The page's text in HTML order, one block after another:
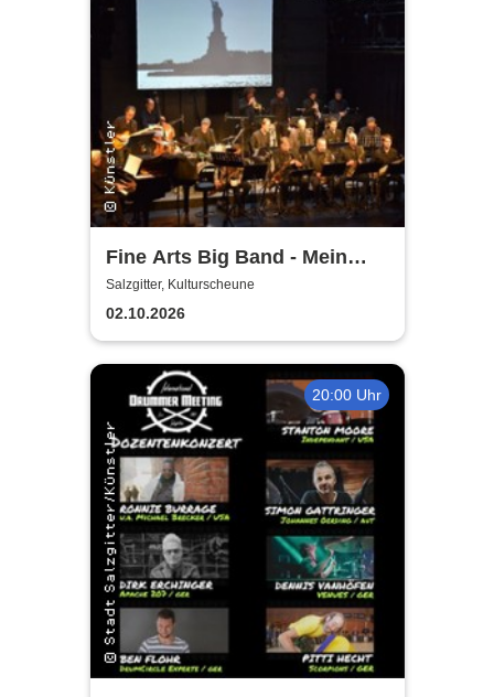
Fine Arts Big Band - Mein
amerikanischer Traum - True
Stories
Salzgitter, Kulturscheune
02.10.2026
20:00 Uhr